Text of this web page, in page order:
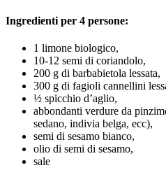
Ingredienti per 4 persone:
1 limone biologico,
10-12 semi di coriandolo,
200 g di barbabietola lessata,
300 g di fagioli cannellini
½ spicchio d’aglio,
abbondanti verdure da
sedano, indivia belga, ecc),
semi di sesamo bianco,
olio di semi di sesamo,
sale